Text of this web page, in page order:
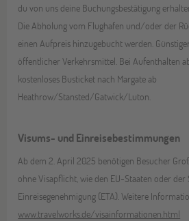
du von uns deine Buchungsbestätigung
Die Abholung vom Flughafen und/oder der
einen Aufpreis hinzugebucht werden.
öffentlicher Verkehrsmittel. Bei Aufenthalten
kostenloses Busticket nach Margate ab
Heathrow/Stansted/Gatwick/Luton.
Visums- und Einreisebestimmungen
Ab dem 2. April 2025 benötigen Besucher
ohne Visapflicht, wie den EU-Staaten oder
Einreisegenehmigung (ETA). Weitere
www.travelworks.de/visainformationen.html